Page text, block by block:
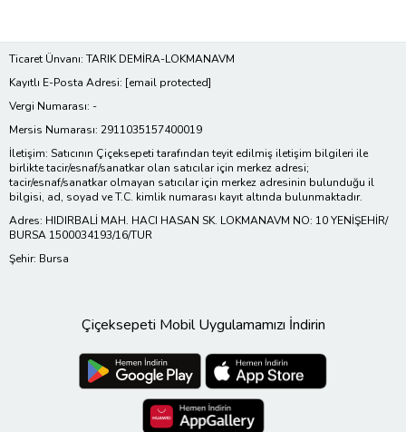
Ticaret Ünvanı: TARIK DEMİRA-LOKMANAVM
Kayıtlı E-Posta Adresi: [email protected]
Vergi Numarası: -
Mersis Numarası: 2911035157400019
İletişim: Satıcının Çiçeksepeti tarafından teyit edilmiş iletişim bilgileri ile
birlikte tacir/esnaf/sanatkar olan satıcılar için merkez adresi;
tacir/esnaf/sanatkar olmayan satıcılar için merkez adresinin bulunduğu il
bilgisi, ad, soyad ve T.C. kimlik numarası kayıt altında bulunmaktadır.
Adres: HIDIRBALİ MAH. HACI HASAN SK. LOKMANAVM NO: 10 YENİŞEHİR/
BURSA 1500034193/16/TUR
Şehir: Bursa
Çiçeksepeti Mobil Uygulamamızı İndirin